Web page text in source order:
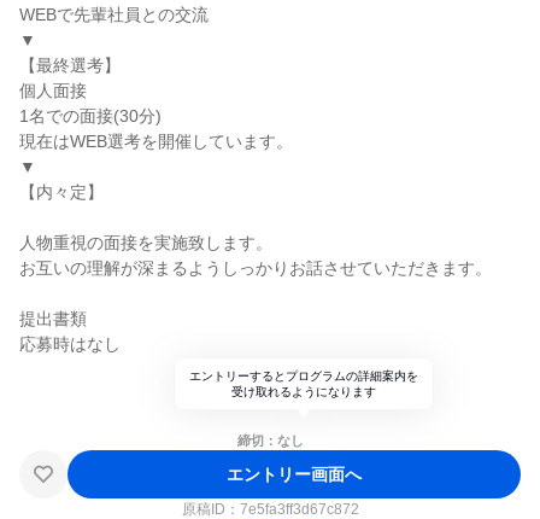
WEBで先輩社員との交流
▼
【最終選考】
個人面接
1名での面接(30分)
現在はWEB選考を開催しています。
▼
【内々定】
人物重視の面接を実施致します。
お互いの理解が深まるようしっかりお話させていただきます。
提出書類
応募時はなし
エントリーするとプログラムの詳細案内を
受け取れるようになります
締切：なし
エントリー画面へ
原稿ID： 7e5fa3ff3d67c872